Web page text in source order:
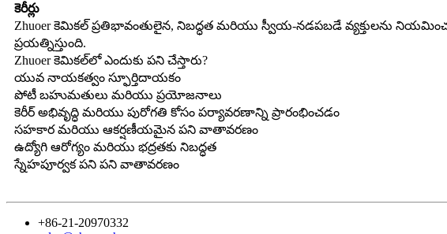
కెరీర్లు
Zhuoer కెమికల్ ప్రతిభావంతులైన, నిబద్ధత మరియు స్వీయ-నడపబడే వ్యక్తులను
ప్రయత్నిస్తుంది.
Zhuoer కెమికల్‌లో ఎందుకు పని చేస్తారు?
యువ నాయకత్వం స్ఫూర్తిదాయకం
పోటీ బహుమతులు మరియు ప్రయోజనాలు
కెరీర్ అభివృద్ధి మరియు పురోగతి కోసం పర్యావరణాన్ని ప్రారంభించడం
సహకార మరియు ఆకర్షణీయమైన పని వాతావరణం
ఉద్యోగి ఆరోగ్యం మరియు భద్రతకు నిబద్ధత
స్నేహపూర్వక పని పని వాతావరణం
+86-21-20970332